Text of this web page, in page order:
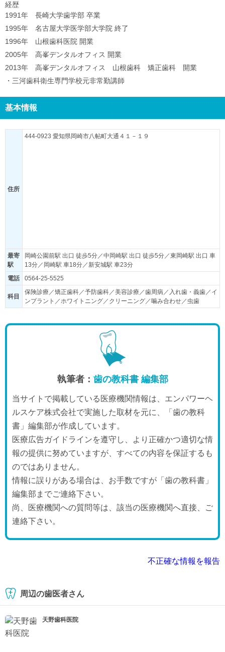
経歴
1991年 長崎大学歯学部 卒業
1995年 名古屋大学医学部大学院 終了
1996年 山根歯科医院 開業
2005年 高峯デンタルオフィス 開業
2013年 高峯デンタルオフィス 山根歯科 矯正歯科 開業
・三河歯科衛生専門学校元非常勤講師
基本情報
住所
444-0923 愛知県岡崎市八帖町大通４１－１９
最寄
駅
岡崎公園前駅 出口 徒歩5分／中岡崎駅 出口 徒歩5分／東岡崎駅 出口 車
13分／岡崎駅 車18分／新安城駅 車23分
電話
0564-25-5525
科目
保険診療／矯正歯科／予防歯科／美容診療／歯周病／入れ歯・義歯／イ
ンプラント／ホワイトニング／クリーニング／噛み合わせ／虫歯
執筆者： 歯の教科書 編集部
当サイトで掲載している医療機関情報は、エンパワーヘ
ルスケア株式会社で実施した取材を元に、「歯の教科
書」編集部が作成しています。
医療広告ガイドラインを遵守し、より正確かつ適切な情
報の提供に努めていますが、すべての内容を保証するも
のではありません。
情報に誤りがある場合は、お手数ですが「歯の教科書」
編集部までご連絡下さい。
尚、医療機関への質問等は、該当の医療機関へ直接、ご
連絡下さい。
不正確な情報を報告
周辺の歯医者さん
天野歯科医院